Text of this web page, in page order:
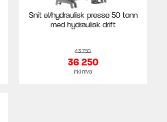
Snit el/hydraulisk presse 50 tonn
med hydraulisk drift
43 750
36 250
inkl mva